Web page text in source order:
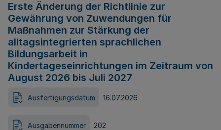
Erste Änderung der Richtlinie zur
Gewährung von Zuwendungen für
Maßnahmen zur Stärkung der
alltagsintegrierten sprachlichen
Bildungsarbeit in
Kindertageseinrichtungen im Zeitraum von
August 2026 bis Juli 2027
Ausfertigungsdatum 16.07.2026
Ausgabennummer 202